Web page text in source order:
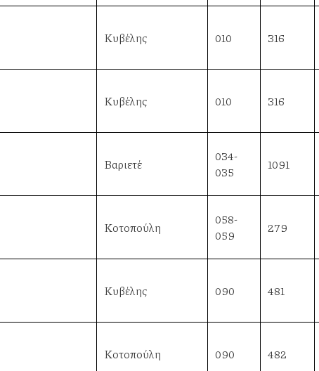
Κυβέλης 010 316
Κυβέλης 010 316
Βαριετέ
034-
035
1091
Κοτοπούλη
058-
059
279
Κυβέλης 090 481
Κοτοπούλη 090 482